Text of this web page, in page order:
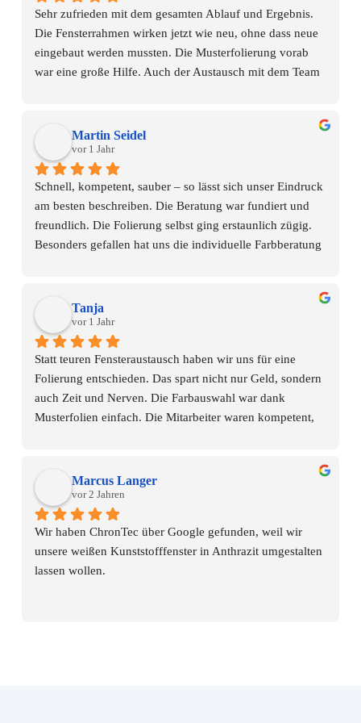
Sehr zufrieden mit dem gesamten Ablauf und Ergebnis.
Die Fensterrahmen wirken jetzt wie neu, ohne dass neue
eingebaut werden mussten. Die Musterfolierung vorab
war eine große Hilfe. Auch der Austausch mit dem Team
Empfehlung.Martin Seidel
vor 1 Jahr
Schnell, kompetent, sauber – so lässt sich unser Eindruck
am besten beschreiben. Die Beratung war fundiert und
freundlich. Die Folierung selbst ging erstaunlich zügig.
Besonders gefallen hat uns die individuelle Farbberatung
die neue Fensterfarbe deutlich gewonnen.
Tanja
vor 1 Jahr
Statt teuren Fensteraustausch haben wir uns für eine
Folierung entschieden. Das spart nicht nur Geld, sondern
auch Zeit und Nerven. Die Farbauswahl war dank
Musterfolien einfach. Die Mitarbeiter waren kompetent,
enorm gewonnen.
Marcus Langer
vor 2 Jahren
Wir haben ChronTec über Google gefunden, weil wir
unsere weißen Kunststofffenster in Anthrazit umgestalten
lassen wollen.